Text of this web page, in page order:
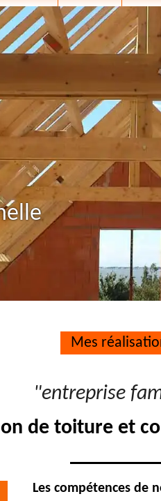
Mes
"entreprise
de toiture et
Les compétences de